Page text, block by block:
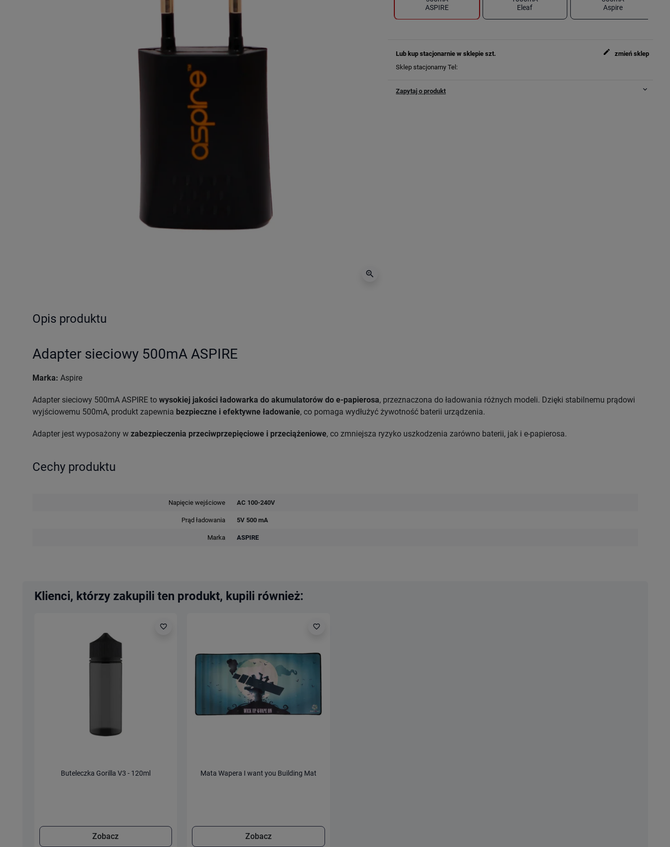
zoom_in
ASPIRE
Eleaf
Aspire
Lub kup stacjonarnie w sklepieszt. edit
zmień sklep
Sklep stacjonarnyTel:
Zapytaj o produkt keyboard_arrow_down
Opis produktu
Adapter sieciowy 500mA ASPIRE
Marka: Aspire
Adapter sieciowy 500mA ASPIRE to wysokiej jakości ładowarka do akumulatorów do e-papierosa, przeznaczona do ładowania różnych modeli. Dzięki stabilnemu prądowi
wyjściowemu 500mA, produkt zapewnia bezpieczne i efektywne ładowanie, co pomaga wydłużyć żywotność baterii urządzenia.
Adapter jest wyposażony w zabezpieczenia przeciwprzepięciowe i przeciążeniowe, co zmniejsza ryzyko uszkodzenia zarówno baterii, jak i e-papierosa.
Cechy produktu
Napięcie wejściowe AC 100-240V
Prąd ładowania 5V 500 mA
Marka ASPIRE
Klienci, którzy zakupili ten produkt, kupili również:
favorite_border
Buteleczka Gorilla V3 - 120ml
Zobacz
favorite_border
Mata Wapera I want you Building Mat
Zobacz